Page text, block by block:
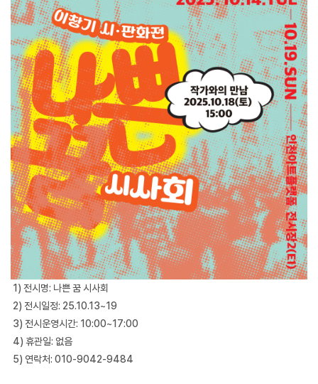
1) 전시명: 나쁜 꿈 시사회
2) 전시일정: 25.10.13~19
3) 전시운영시간: 10:00~17:00
4) 휴관일: 없음
5) 연락처: 010-9042-9484